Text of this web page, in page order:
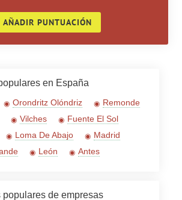
AÑADIR PUNTUACIÓN
en España
Orondritz Olóndriz
Remonde
Vilches
Fuente El Sol
Loma De Abajo
Madrid
León Antes
populares de empresas